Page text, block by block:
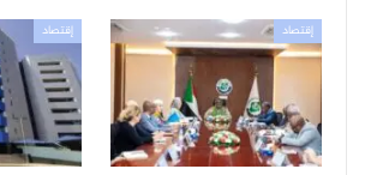
إقتصاد إقتصاد